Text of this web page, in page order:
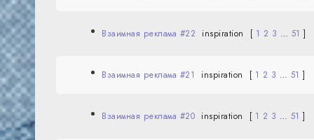
Взаимная реклама #22 inspiration [ 1 2 3 … 51 ]
Взаимная реклама #21 inspiration [ 1 2 3 … 51 ]
Взаимная реклама #20 inspiration [ 1 2 3 … 51 ]